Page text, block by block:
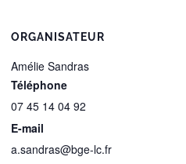
ORGANISATEUR
Amélie Sandras
Téléphone
07 45 14 04 92
E-mail
a.sandras@bge-lc.fr